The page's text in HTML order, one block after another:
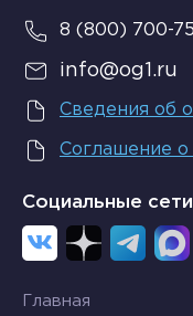
8 (800) 700-
info@og1.ru
Сведения об
Соглашение о
Социальные
Главная